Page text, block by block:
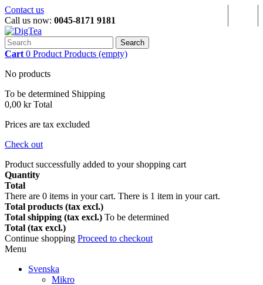
Contact us
Call us now: 0045-8171 9181
Search
Cart 0 Product Products (empty)
No products
To be determined Shipping
0,00 kr Total
Prices are tax excluded
Check out
Product successfully added to your shopping cart
Quantity
Total
There are 0 items in your cart. There is 1 item in your cart.
Total products (tax excl.)
Total shipping (tax excl.) To be determined
Total (tax excl.)
Continue shopping Proceed to checkout
Menu
Svenska
Mikro